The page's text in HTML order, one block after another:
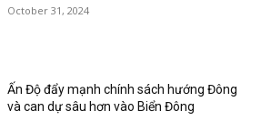
October 31, 2024
Ấn Độ đẩy mạnh chính sách hướng Đông
và can dự sâu hơn vào Biển Đông